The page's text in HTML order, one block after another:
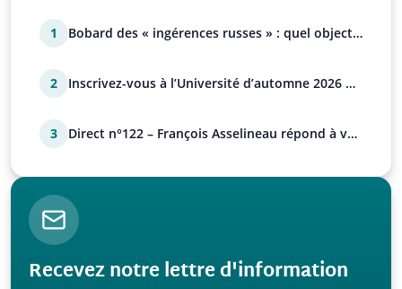
1
Bobard des « ingérences russes » : quel objectif
2
Inscrivez-vous à l’Université d’automne 2026 de
3
Direct n°122 – François Asselineau répond à vos
Recevez notre lettre d'information